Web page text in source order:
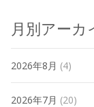
月別アーカ
2026年8月 (4)
2026年7月 (20)